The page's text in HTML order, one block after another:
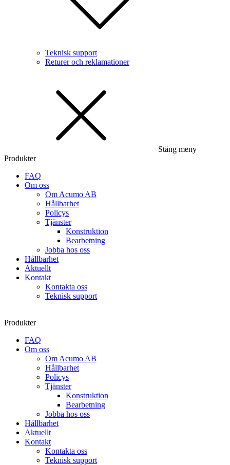
Teknisk support
Returer och reklamationer
Stäng meny
Produkter
FAQ
Om oss
Om Acumo AB
Hållbarhet
Policys
Tjänster
Konstruktion
Bearbetning
Jobba hos oss
Hållbarhet
Aktuellt
Kontakt
Kontakta oss
Teknisk support
Produkter
FAQ
Om oss
Om Acumo AB
Hållbarhet
Policys
Tjänster
Konstruktion
Bearbetning
Jobba hos oss
Hållbarhet
Aktuellt
Kontakt
Kontakta oss
Teknisk support